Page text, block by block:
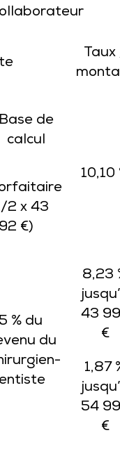
Base de
calcul
10,10
2 x 43
€)
% du
du
8,23
43
€
1,87
54
€